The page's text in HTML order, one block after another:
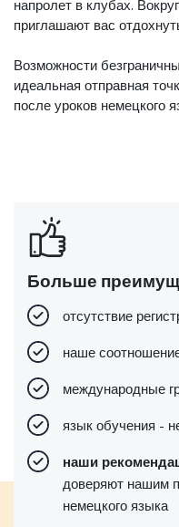
напролет в клубах.
приглашают вас
Возможности
идеальная отправная
после уроков немецкого
Больше
отсутствие
наше
международные
язык обучения -
наши
доверяют нашим
немецкого языка